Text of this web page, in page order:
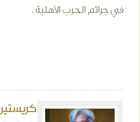
في جرائم الحرب الأهلية .
كريستين